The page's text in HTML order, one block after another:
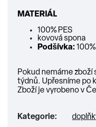
MATERIÁL
100% PES
kovová spona
Podšívka:
Pokud nemáme zboží
týdnů. Upřesníme po
Zboží je vyrobeno v
Kategorie: